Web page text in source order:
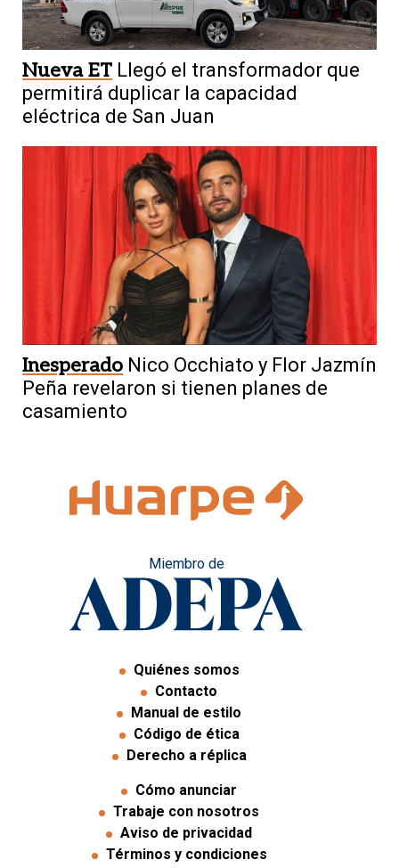
Nueva ET Llegó el transformador que
permitirá duplicar la capacidad
eléctrica de San Juan
Inesperado Nico Occhiato y Flor Jazmín
Peña revelaron si tienen planes de
casamiento
Miembro de
Quiénes somos
Contacto
Manual de estilo
Código de ética
Derecho a réplica
Cómo anunciar
Trabaje con nosotros
Aviso de privacidad
Términos y condiciones